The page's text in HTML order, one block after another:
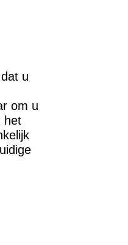
u
om u
het